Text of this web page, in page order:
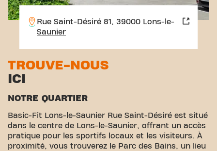
Rue Saint-Désiré 81, 39000 Lons-le-
Saunier
TROUVE-NOUS
ICI
NOTRE QUARTIER
Basic-Fit Lons-le-Saunier Rue Saint-Désiré est situé
dans le centre de Lons-le-Saunier, offrant un accès
pratique pour les sportifs locaux et les visiteurs. À
proximité, vous trouverez le Parc des Bains, un lieu